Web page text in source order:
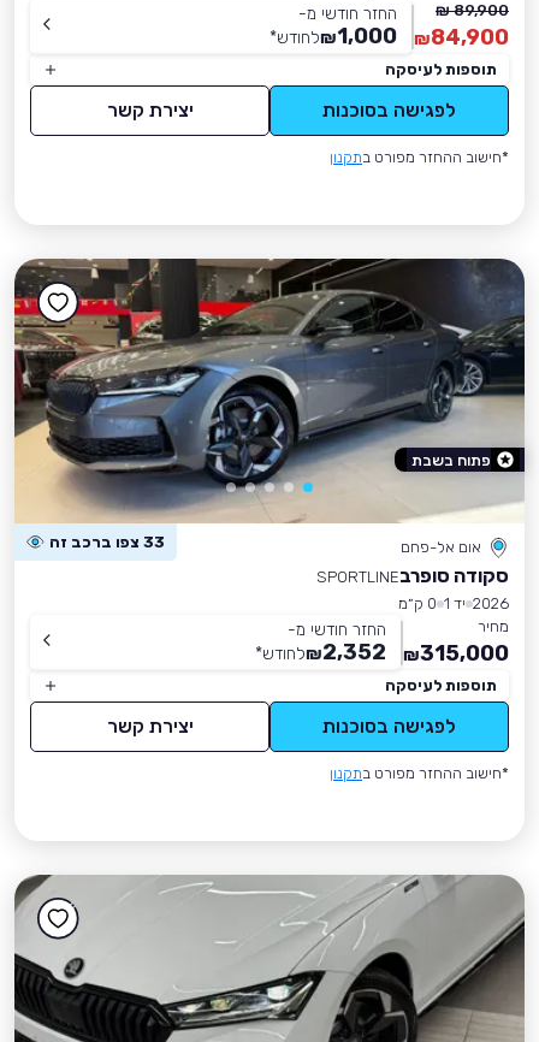
89,900 ₪
84,900
₪
החזר חודשי מ-
1,000
₪לחודש*
תוספות לעיסקה
לפגישה בסוכנות יצירת קשר
*חישוב ההחזר מפורט בתקנון
אום אל-פחם 33 צפו ברכב זה
סקודה סופרבSPORTLINE
2026 יד 1
0 ק״מ
מחיר
315,000
₪
החזר חודשי מ-
2,352
₪לחודש*
תוספות לעיסקה
לפגישה בסוכנות יצירת קשר
*חישוב ההחזר מפורט בתקנון
פתוח בשבת